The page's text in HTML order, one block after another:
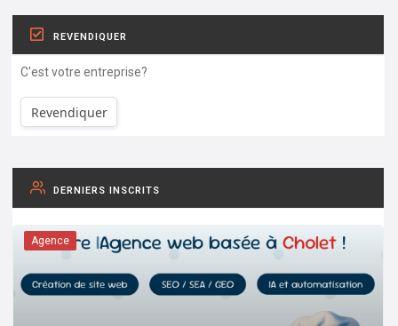
REVENDIQUER
C'est votre entreprise?
Revendiquer
DERNIERS INSCRITS
Agence